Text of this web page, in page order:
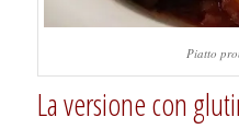
Piatto
La versione con